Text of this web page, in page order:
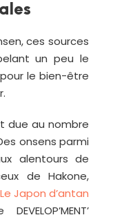
ces sources
un peu le
le bien-être
due au nombre
onsens parmi
alentours de
de Hakone,
Japon d’antan